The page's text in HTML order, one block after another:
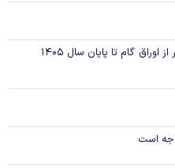
استفاده واردکنندگان اقلام سلامت‌محور از اوراق گام تا پایان سال ۱۴۰۵
است